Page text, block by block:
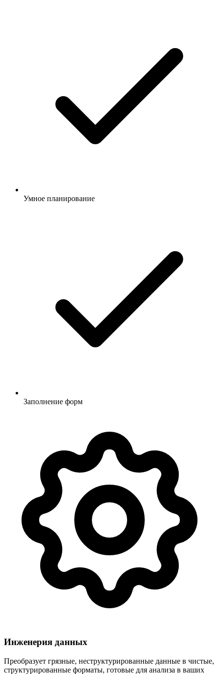
Умное планирование
Заполнение форм
Инженерия данных
Преобразует грязные, неструктурированные данные в чистые,
структурированные форматы, готовые для анализа в ваших